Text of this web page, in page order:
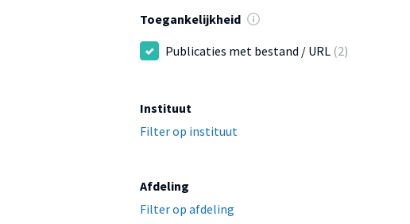
Toegankelijkheid
Publicaties met bestand / URL (2)
Instituut
Filter op instituut
Afdeling
Filter op afdeling